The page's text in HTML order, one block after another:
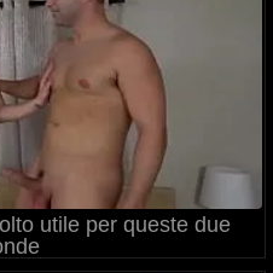
utile per queste due